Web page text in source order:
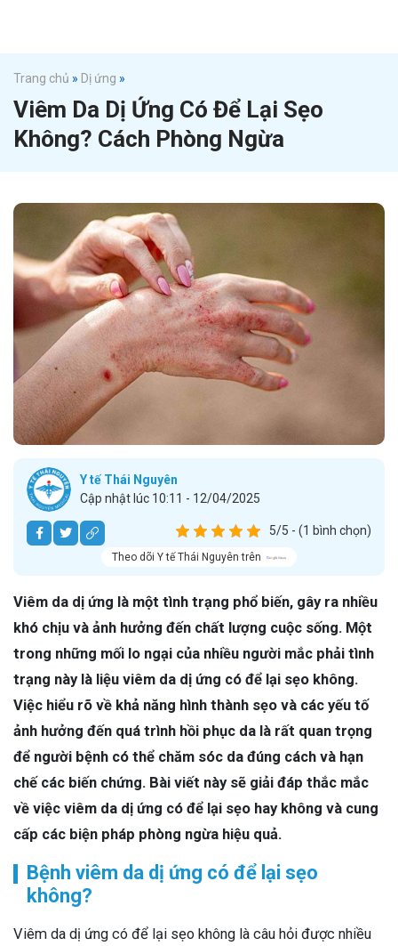
Trang chủ » Dị ứng »
Viêm Da Dị Ứng Có Để Lại Sẹo
Không? Cách Phòng Ngừa
Y tế Thái Nguyên
Cập nhật lúc 10:11 - 12/04/2025
5/5 - (1 bình chọn)
Theo dõi Y tế Thái Nguyên trên
Viêm da dị ứng là một tình trạng phổ biến, gây ra nhiều
khó chịu và ảnh hưởng đến chất lượng cuộc sống. Một
trong những mối lo ngại của nhiều người mắc phải tình
trạng này là liệu viêm da dị ứng có để lại sẹo không.
Việc hiểu rõ về khả năng hình thành sẹo và các yếu tố
ảnh hưởng đến quá trình hồi phục da là rất quan trọng
để người bệnh có thể chăm sóc da đúng cách và hạn
chế các biến chứng. Bài viết này sẽ giải đáp thắc mắc
về việc viêm da dị ứng có để lại sẹo hay không và cung
cấp các biện pháp phòng ngừa hiệu quả.
Bệnh viêm da dị ứng có để lại sẹo
không?
Viêm da dị ứng có để lại sẹo không là câu hỏi được nhiều